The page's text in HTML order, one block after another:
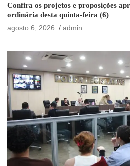
Confira os projetos e proposições
ordinária desta quinta-feira (6)
agosto 6, 2026
admin